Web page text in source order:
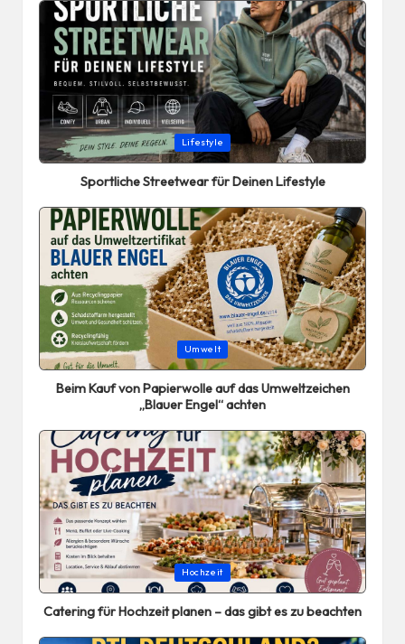
Posted
in
Lifestyle
Sportliche Streetwear für Deinen Lifestyle
Posted
in
Umwelt
Beim Kauf von Papierwolle auf das Umweltzeichen
„Blauer Engel“ achten
Posted
in
Hochzeit
Catering für Hochzeit planen – das gibt es zu beachten